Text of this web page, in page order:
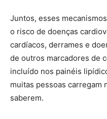
Juntos, esses
o risco de doenças
cardíacos, derrames e
de outros marcadores de
incluído nos painéis
muitas pessoas carregam
saberem.